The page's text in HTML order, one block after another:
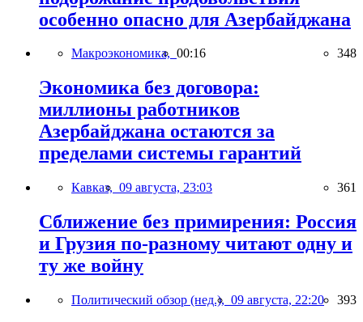
особенно опасно для Азербайджана
Макроэкономика, 00:16 348
Экономика без договора:
миллионы работников
Азербайджана остаются за
пределами системы гарантий
Кавказ, 09 августа, 23:03 361
Сближение без примирения: Россия
и Грузия по-разному читают одну и
ту же войну
Политический обзор (нед.), 09 августа, 22:20 393